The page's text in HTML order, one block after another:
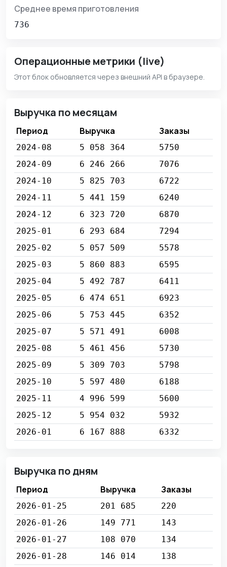
Среднее время приготовления
736
Операционные метрики (live)
Этот блок обновляется через внешний API в браузере.
Выручка по месяцам
Период Выручка Заказы
2024-08 5 058 364
5750
2024-09
6 246 266
7076
2024-10
5 825 703
6722
2024-11
5 441 159
6240
2024-12
6 323 720
6870
2025-01
6 293 684
7294
2025-02
5 057 509
5578
2025-03
5 860 883
6595
2025-04
5 492 787
6411
2025-05
6 474 651
6923
2025-06
5 753 445
6352
2025-07
5 571 491
6008
2025-08
5 461 456
5730
2025-09
5 309 703
5798
2025-10
5 597 480
6188
2025-11
4 996 599
5600
2025-12
5 954 032
5932
2026-01
6 167 888 6332
Выручка по дням
Период Выручка Заказы
2026-01-25 201 685
220
2026-01-26
149 771
143
2026-01-27
108 070
134
2026-01-28
146 014
138